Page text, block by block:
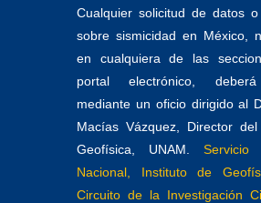
Cualquier solicitud de datos o
sobre sismicidad en México,
en cualquiera de las
portal electrónico,
mediante un oficio dirigido al
Macías Vázquez, Director
Geofísica, UNAM.
Servicio
Nacional, Instituto de
Circuito de la Investigación